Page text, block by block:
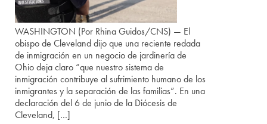
WASHINGTON (Por Rhina Guidos/CNS) — El
obispo de Cleveland dijo que una reciente redada
de inmigración en un negocio de jardinería de
Ohio deja claro “que nuestro sistema de
inmigración contribuye al sufrimiento humano de los
inmigrantes y la separación de las familias”. En una
declaración del 6 de junio de la Diócesis de
Cleveland, […]